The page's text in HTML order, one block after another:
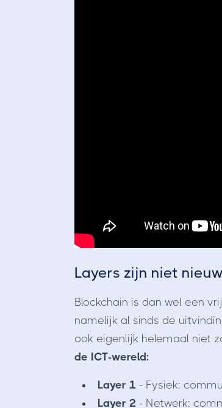
Layers zijn niet nieuw
Blockchain is dan wel een
namelijk al sinds de
ook eigenlijk helemaal niet
de ICT-wereld:
Layer 1 - Fysiek:
Layer 2- Netwerk: